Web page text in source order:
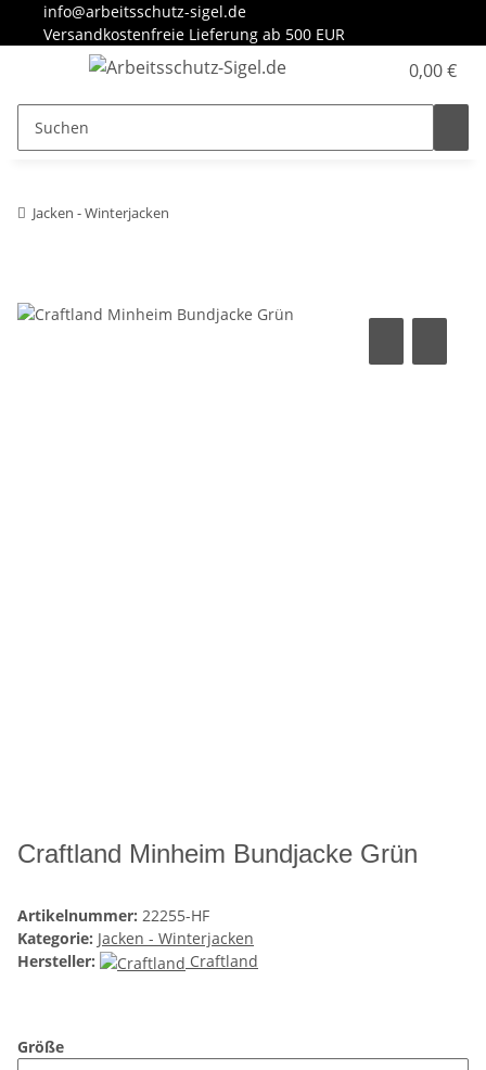
info@arbeitsschutz-sigel.de
Versandkostenfreie Lieferung ab 500 EUR
0,00 €
Jacken - Winterjacken
Craftland Minheim Bundjacke Grün
Artikelnummer: 22255-HF
Kategorie: Jacken - Winterjacken
Hersteller:
Craftland
Größe